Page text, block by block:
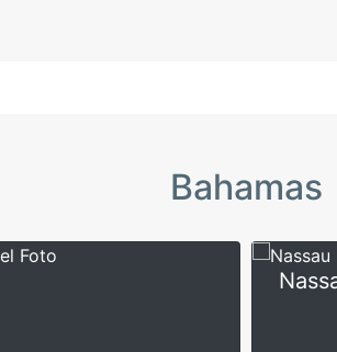
Bahamas